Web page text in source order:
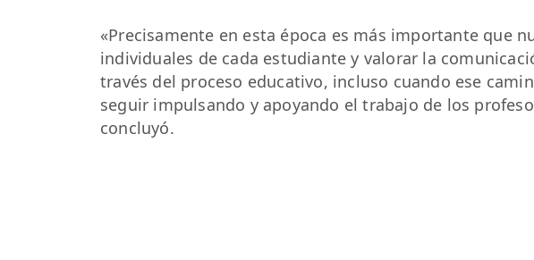
«Precisamente en esta época es más importante que
individuales de cada estudiante y valorar la
través del proceso educativo, incluso cuando ese
seguir impulsando y apoyando el trabajo de los
concluyó.